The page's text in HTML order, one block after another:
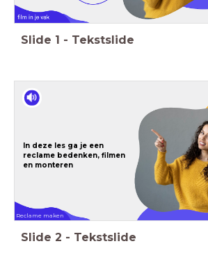
Slide 1 - Tekstslide
In deze les ga je een
reclame bedenken, filmen
en monteren
Reclame maken
Slide 2 - Tekstslide